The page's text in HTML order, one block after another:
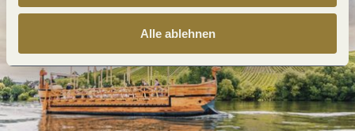
Alle ablehnen